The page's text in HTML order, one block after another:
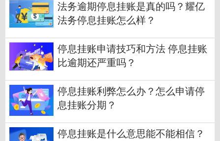
法务逾期停息挂账是真的吗？耀亿
法务停息挂账怎么样？
停息挂账申请技巧和方法 停息挂账
比逾期还严重吗？
停息挂账利弊怎么办？怎么申请停
息挂账分期？
停息挂账是什么意思能不能相信？